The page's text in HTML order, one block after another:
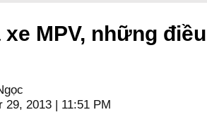
xe MPV, những
29, 2013 | 11:51 PM